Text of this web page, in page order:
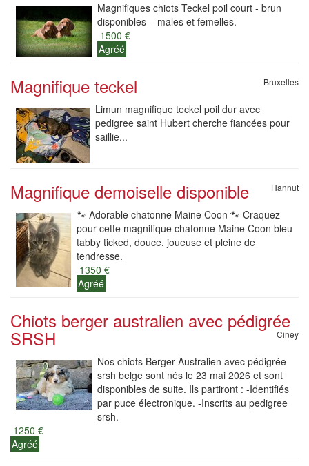
Magnifiques chiots Teckel poil court - brun
disponibles – males et femelles.
1500 €
Agréé
Magnifique teckel Bruxelles
Limun magnifique teckel poil dur avec
pedigree saint Hubert cherche fiancées pour
saillie...
Magnifique demoiselle disponible Hannut
🐾 Adorable chatonne Maine Coon 🐾 Craquez
pour cette magnifique chatonne Maine Coon bleu
tabby ticked, douce, joueuse et pleine de
tendresse.
1350 €
Agréé
Chiots berger australien avec pédigrée
SRSH Ciney
Nos chiots Berger Australien avec pédigrée
srsh belge sont nés le 23 mai 2026 et sont
disponibles de suite. Ils partiront : -Identifiés
par puce électronique. -Inscrits au pedigree
srsh.
1250 €
Agréé